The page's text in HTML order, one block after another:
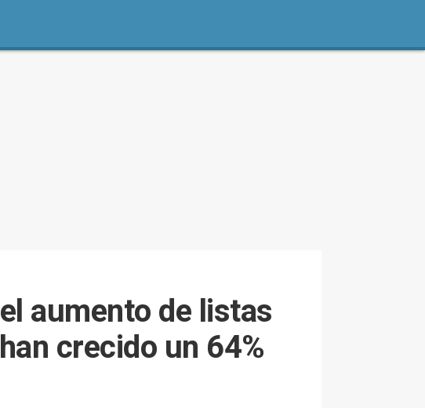
aumento de listas
crecido un 64%